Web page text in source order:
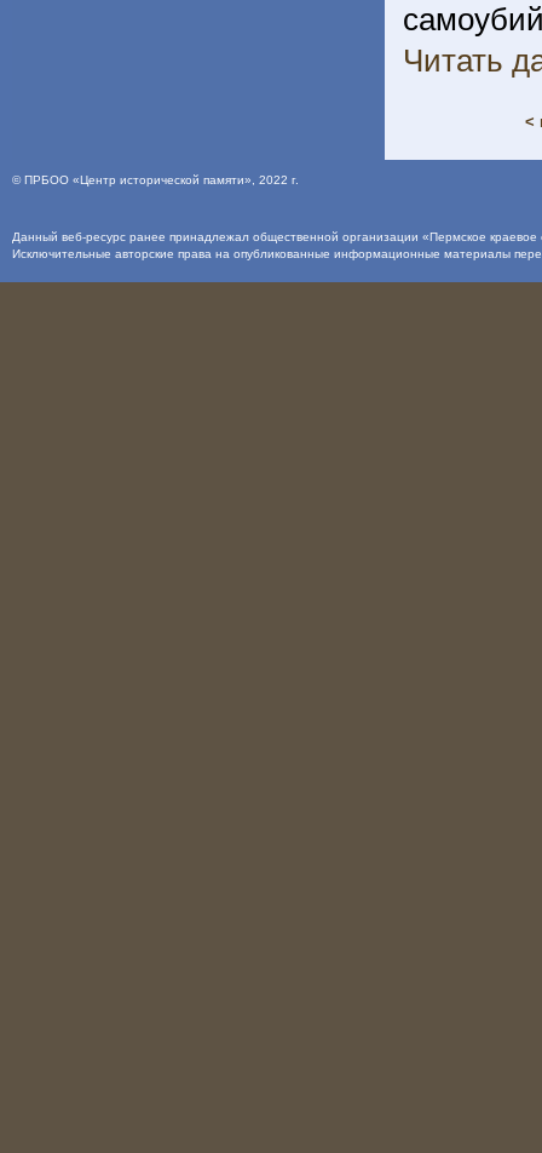
Читать
<
©ПРБОО «Центр исторической памяти» , 2022 г.
Данный веб-ресурс ранее принадлежал общественной организации «Пермское
Исключительные авторские права на опубликованные информационные материалы